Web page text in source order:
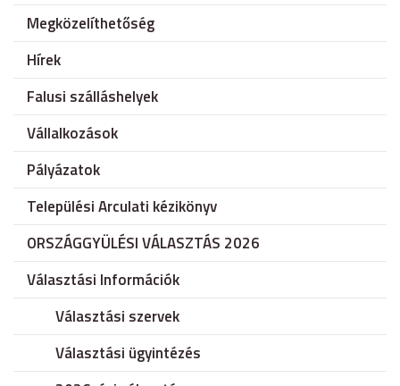
Megközelíthetőség
Hírek
Falusi szálláshelyek
Vállalkozások
Pályázatok
Települési Arculati kézikönyv
ORSZÁGGYÜLÉSI VÁLASZTÁS 2026
Választási Információk
Választási szervek
Választási ügyintézés